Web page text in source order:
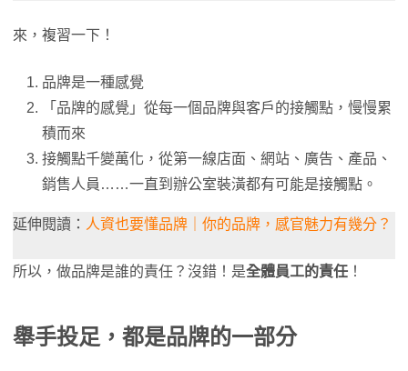
來，複習一下！
品牌是一種感覺
「品牌的感覺」從每一個品牌與客戶的接觸點，慢慢累
積而來
接觸點千變萬化，從第一線店面、網站、廣告、產品、
銷售人員……一直到辦公室裝潢都有可能是接觸點。
延伸閱讀： 人資也要懂品牌｜你的品牌，感官魅力有幾分？
所以，做品牌是誰的責任？沒錯！是全體員工的責任 ！
舉手投足，都是品牌的一部分